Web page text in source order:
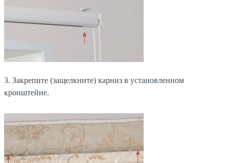
3. Закрепите (защелкните) карниз в установленном
кронштейне.